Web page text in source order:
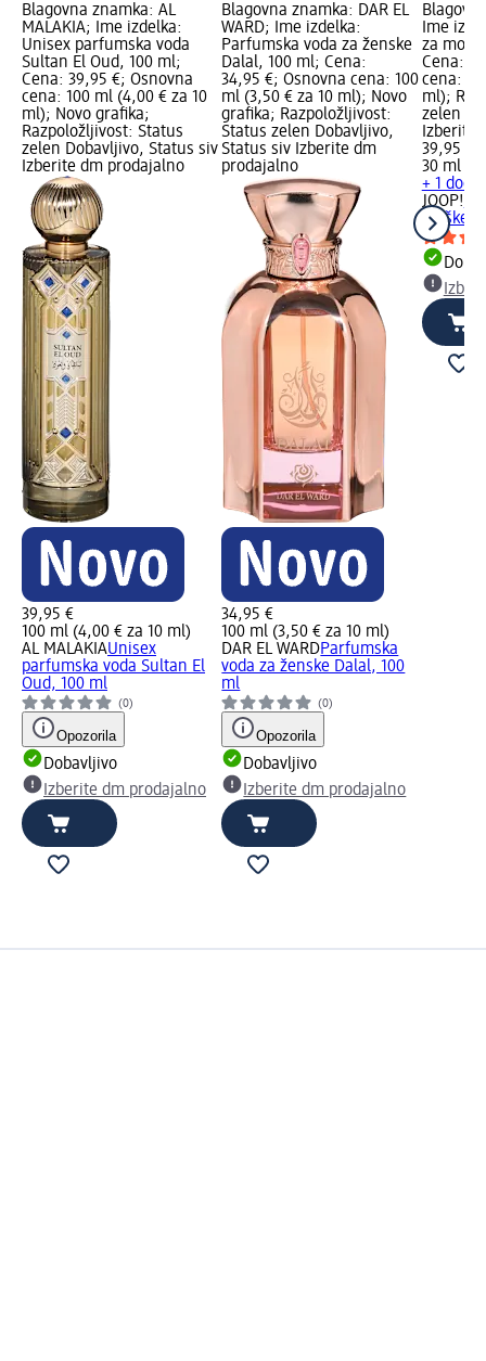
Blagovna znamka: AL
MALAKIA; Ime izdelka:
Unisex parfumska voda
Sultan El Oud, 100 ml;
Cena: 39,95 €; Osnovna
cena: 100 ml (4,00 € za 10
ml); Novo grafika;
Razpoložljivost: Status
zelen Dobavljivo, Status siv
Izberite dm prodajalno
39,95 €
100 ml (4,00 € za 10 ml)
AL MALAKIAUnisex
parfumska voda Sultan El
Oud, 100 ml
(0)
Opozorila
Dobavljivo
Izberite dm prodajalno
Blagovna znamka: DAR EL
WARD; Ime izdelka:
Parfumska voda za ženske
Dalal, 100 ml; Cena:
34,95 €; Osnovna cena: 100
ml (3,50 € za 10 ml); Novo
grafika; Razpoložljivost:
Status zelen Dobavljivo,
Status siv Izberite dm
prodajalno
34,95 €
100 ml (3,50 € za 10 ml)
DAR EL WARDParfumska
voda za ženske Dalal, 100
ml
(0)
Opozorila
Dobavljivo
Izberite dm prodajalno
Ime
za
Cena:
cena: 30
ml);
zelen
Izberite
39,95 €
30 ml
+ 1
JOOP!
moške